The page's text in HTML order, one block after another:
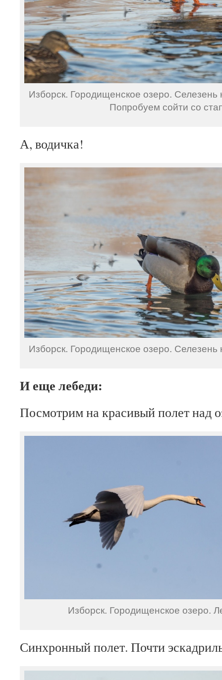
Изборск. Городищенское озеро.
Попробуем сойти со
А, водичка!
Изборск. Городищенское озеро.
И еще лебеди:
Посмотрим на красивый полет над
Изборск. Городищенское озеро.
Синхронный полет. Почти